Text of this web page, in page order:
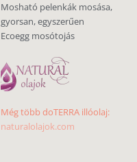
Mosható pelenkák mosása,
gyorsan, egyszerűen
Ecoegg mosótojás
Még több doTERRA illóolaj:
naturalolajok.com